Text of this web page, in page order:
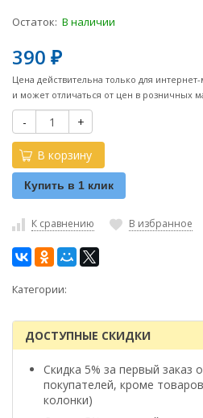
Остаток: В наличии
390 ₽
Цена действительна только для интернет-
и может отличаться от цен в розничных
- +
В корзину
Купить в 1 клик
К сравнению В избранное
Категории:
ДОСТУПНЫЕ СКИДКИ
Скидка 5% за первый заказ
покупателей, кроме
колонки)